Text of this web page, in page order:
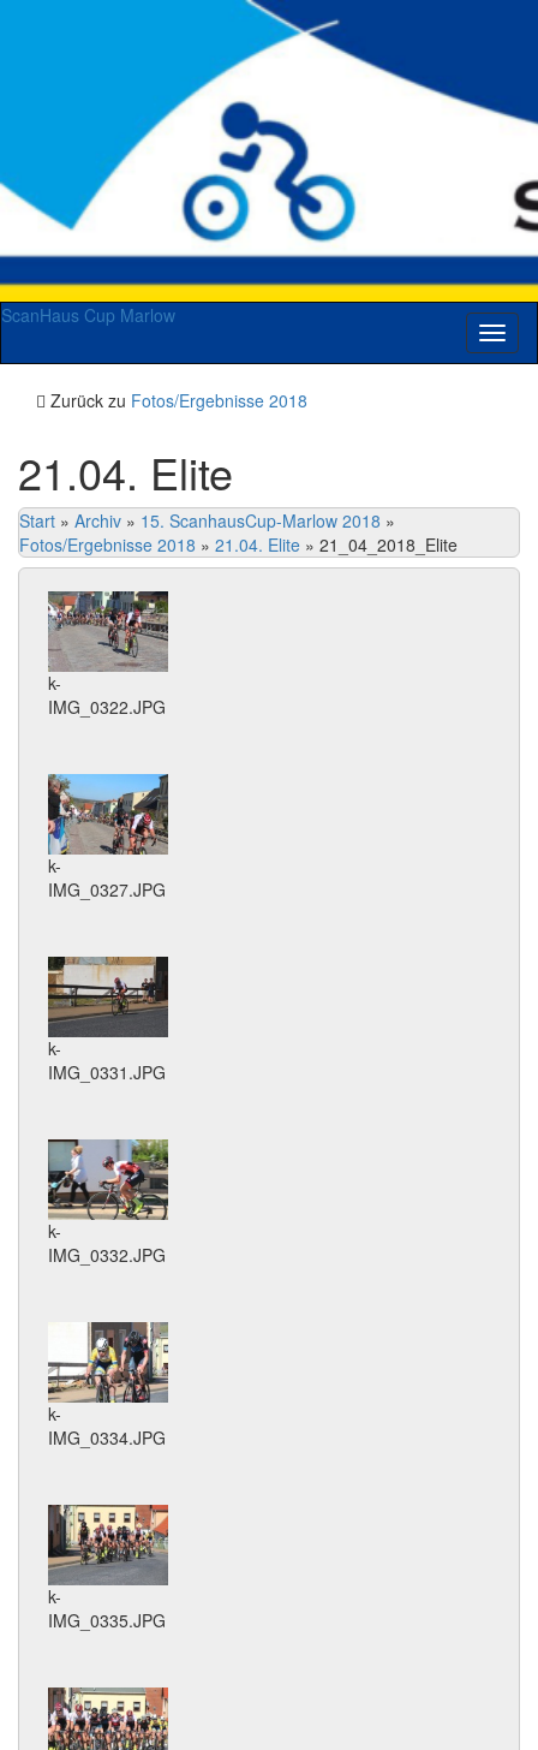
ScanHaus Cup Marlow
Zurück zu Fotos/Ergebnisse 2018
21.04. Elite
Start » Archiv » 15. ScanhausCup-Marlow 2018 »
Fotos/Ergebnisse 2018 » 21.04. Elite » 21_04_2018_Elite
k-
IMG_0322.JPG
k-
IMG_0327.JPG
k-
IMG_0331.JPG
k-
IMG_0332.JPG
k-
IMG_0334.JPG
k-
IMG_0335.JPG